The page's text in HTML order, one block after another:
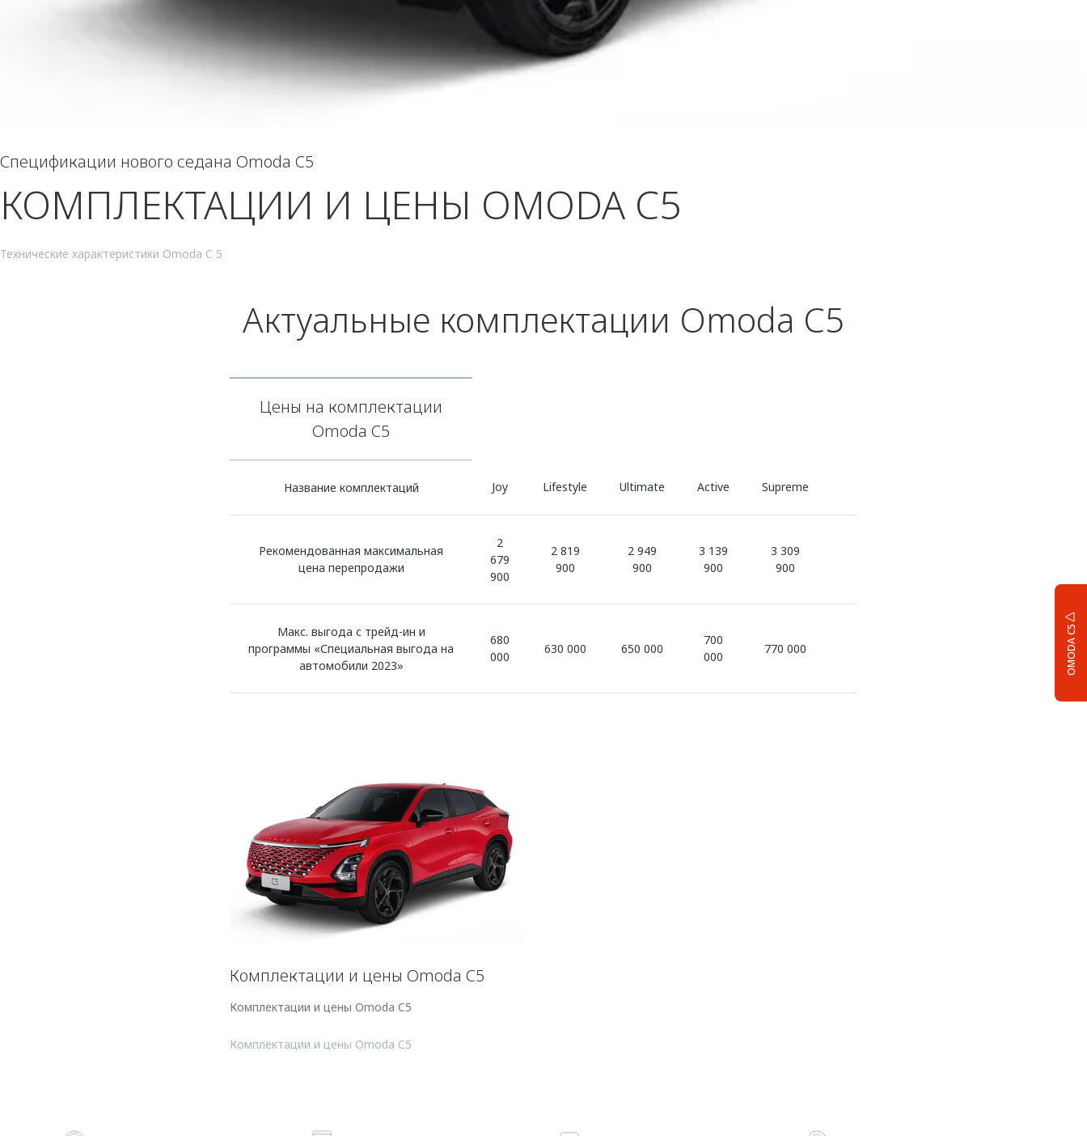
OMODA C5
Спецификации нового седана Omoda C5
КОМПЛЕКТАЦИИ И ЦЕНЫ OMODA C5
Технические характеристики Omoda C 5
Актуальные комплектации Omoda C5
Цены на комплектации
Omoda C5
Название комплектаций Joy Lifestyle Ultimate Active Supreme
Рекомендованная максимальная
цена перепродажи
2
679
900
2 819
900
2 949
900
3 139
900
3 309
900
Макс. выгода с трейд-ин и
программы «Специальная выгода на
автомобили 2023»
680
000
630 000 650 000
700
000
770 000
Комплектации и цены Omoda C5
Комплектации и цены Omoda C5
Комплектации и цены Omoda C5